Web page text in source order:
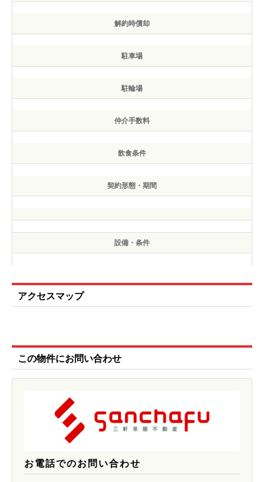
解約時償却
駐車場
駐輪場
仲介手数料
飲食条件
契約形態・期間
設備・条件
アクセスマップ
この物件にお問い合わせ
お電話でのお問い合わせ